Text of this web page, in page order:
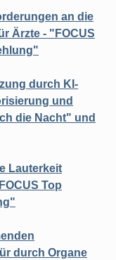
an die
Ärzte - "FOCUS
durch KI-
und
die Nacht" und
Lauterkeit
Top
durch Organe